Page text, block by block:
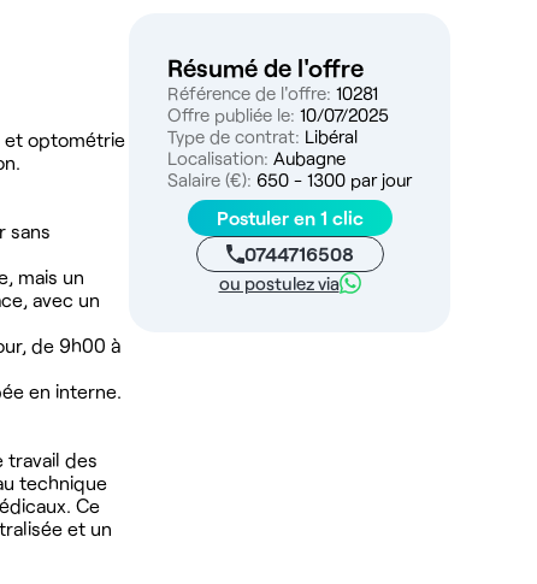
et optométrie
sans
mais un
avec un
de 9h00 à
en interne.
travail des
technique
Ce
et un
Résumé de l'offre
Référence de l'offre: 10281
Offre publiée le: 10/07/2025
Type de contrat: Libéral
Localisation: Aubagne
Salaire (€): 650 - 1300 par jour
Postuler en 1 clic
0744716508
ou postulez via